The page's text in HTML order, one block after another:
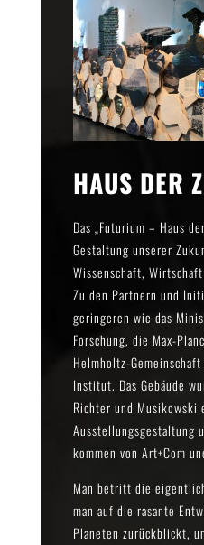
HAUS DER
Das „Futurium – Haus
Gestaltung unserer
Wissenschaft,
Zu den Partnern und
geringeren wie das
Forschung, die Max-
Helmholtz-
Institut. Das Gebäude
Richter und Musikowski
Ausstellungsgestaltung
kommen von Art+Com
Man betritt die
man auf die rasante
Planeten zurückblickt,